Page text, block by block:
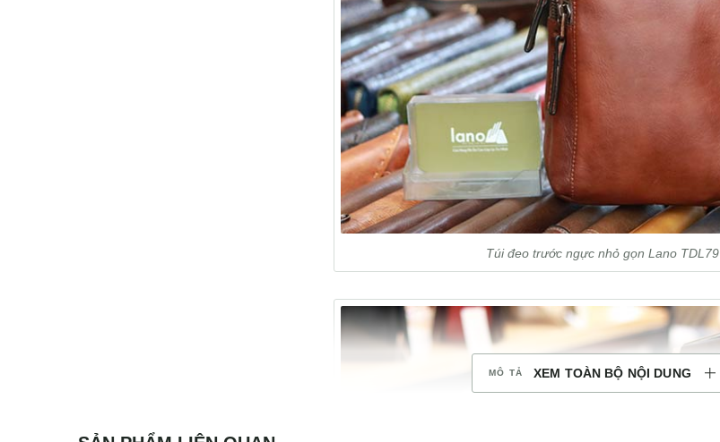
Túi đeo trước ngực nhỏ gọn Lano TDL79
XEM TOÀN BỘ NỘI DUNG